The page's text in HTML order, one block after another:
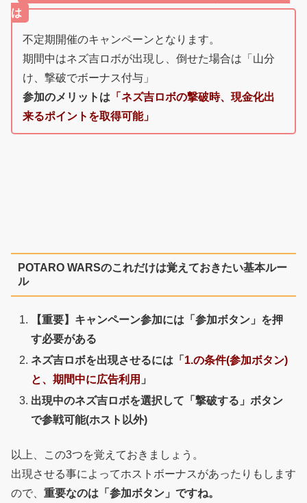
は
不定期開催のキャンペーンとなります。
期間中はネズ吉ロボが出現し、倒せた場合は「山分
け、撃破でボーナス付与」
参加のメリットは 「ネズ吉ロボの撃破時、現金化出
来るポイントを取得可能」
POTARO WARSのこれだけは覚えておきたい基本ルー
ル
【重要】キャンペーン参加には「参加ボタン」を押
す必要がある
ネズ吉ロボを出現させるには「 1.の条件(参加ボタン)
と、期間中に広告利用 」
出現中のネズ吉ロボを選択して「撃破する」ボタン
で参戦可能(ホスト以外)
以上、この3つを覚えておきましょう。
出現させる事によってホストボーナスがあったりもします
ので、 重要なのは「参加ボタン」ですね。